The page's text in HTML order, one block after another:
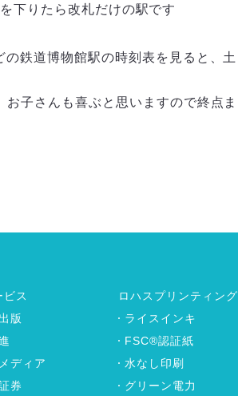
下りたら改札だけの駅です
鉄道博物館駅の時刻表を見ると、土
子さんも喜ぶと思いますので終点ま
ビス
版
ディア
券
ロハスプリンティング
ライスインキ
FSC®認証紙
水なし印刷
グリーン電力